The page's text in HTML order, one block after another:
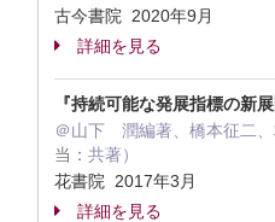
古今書院 2020年9月
詳細を見る
『持続可能な発展指標の新展
＠山下 潤編著、橋本征二
当： 共著）
花書院 2017年3月
詳細を見る